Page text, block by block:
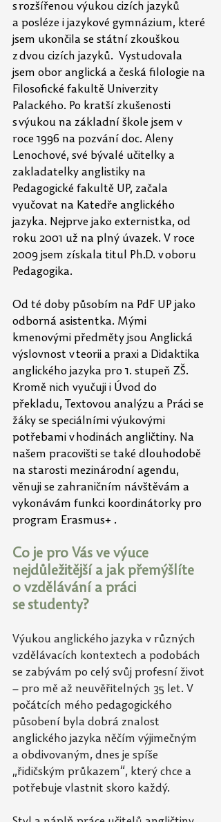
s rozšířenou výukou cizích jazyků
a posléze i jazykové gymnázium, které
jsem ukončila se státní zkouškou
z dvou cizích jazyků.  Vystudovala
jsem obor anglická a česká filologie na
Filosofické fakultě Univerzity
Palackého. Po kratší zkušenosti
s výukou na základní škole jsem v
roce 1996 na pozvání doc. Aleny
Lenochové, své bývalé učitelky a
zakladatelky anglistiky na
Pedagogické fakultě UP, začala
vyučovat na Katedře anglického
jazyka. Nejprve jako externistka, od
roku 2001 už na plný úvazek. V roce
2009 jsem získala titul Ph.D. v oboru
Pedagogika.
Od té doby působím na PdF UP jako
odborná asistentka. Mými
kmenovými předměty jsou Anglická
výslovnost v teorii a praxi a Didaktika
anglického jazyka pro 1. stupeň ZŠ.
Kromě nich vyučuji i Úvod do
překladu, Textovou analýzu a Práci se
žáky se speciálními výukovými
potřebami v hodinách angličtiny. Na
našem pracovišti se také dlouhodobě
na starosti mezinárodní agendu,
věnuji se zahraničním návštěvám a
vykonávám funkci koordinátorky pro
program Erasmus+ .
Co je pro Vás ve výuce
nejdůležitější a jak přemýšlíte
o vzdělávání a práci
se studenty?
Výukou anglického jazyka v různých
vzdělávacích kontextech a podobách
se zabývám po celý svůj profesní život
– pro mě až neuvěřitelných 35 let. V
počátcích mého pedagogického
působení byla dobrá znalost
anglického jazyka něčím výjimečným
a obdivovaným, dnes je spíše
„řidičským průkazem“, který chce a
potřebuje vlastnit skoro každý.